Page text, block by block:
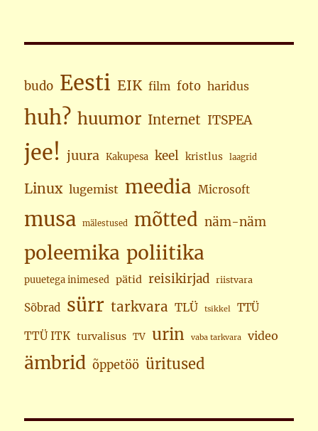
budo Eesti EIK film foto haridus
huh? huumor Internet ITSPEA
jee! juura Kakupesa keel kristlus laagrid
Linux lugemist meedia Microsoft
musa mälestused mõtted näm-näm
poleemika poliitika
puuetega inimesed pätid reisikirjad riistvara
Sõbrad sürr tarkvara TLÜ tsikkel TTÜ
TTÜ ITK turvalisus TV urin vaba tarkvara video
ämbrid õppetöö üritused